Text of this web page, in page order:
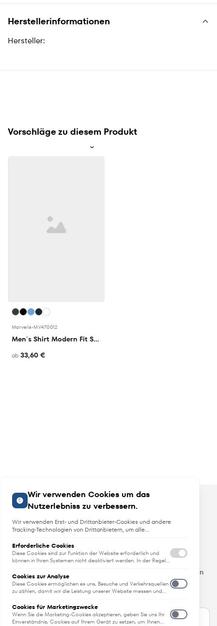
Herstellerinformationen
Hersteller:
Vorschläge zu diesem Produkt
Marvelis•MV470012
Men´s Shirt Modern Fit Short Sleeve
ab 33,60 €
Wir verwenden Cookies um das
Nutzerlebniss zu verbessern.
Wir verwenden Erst- und Drittanbieter-Cookies und andere
Tracking-Technologien von Drittanbietern, um alle
Sie anzupassen, Analysen durchzuführen und personalisierte
Werbung über unsere Websites, Apps und Newsletter im
Internet und über Social-Media-Plattformen bereitzustellen. Zu
Browsing-Verhalten und zum verwendeten Gerät.
Erforderliche Cookies
Diese Cookies sind zur Funktion der Website erforderlich und
können in Ihren Systemen nicht deaktiviert werden. In der Regel
Aktionen gesetzt, die einer Dienstanforderung entsprechen, wie
etwa dem Festlegen Ihrer Datenschutzeinstellungen, dem
Anmelden oder dem Ausfüllen von Formularen. Sie können Ihren
diese Cookies benachrichtigt werden. Einige Bereiche der
Website funktionieren dann aber nicht. Diese Cookies speichern
keine personenbezogenen Daten.
Cookies zur Analyse
Diese Cookies ermöglichen es uns, Besuche und Verkehrsquellen
zu zählen, damit wir die Leistung unserer Website messen und
der Fragen, welche Seiten am beliebtesten sind, welche am
wenigsten genutzt werden und wie sich Besucher auf der
Website bewegen. Alle von diesen Cookies erfassten
Cookies für Marketingzwecke
Wenn Sie die Marketing-Cookies akzeptieren, geben Sie uns Ihr
Einverständnis, Cookies auf Ihrem Gerät zu setzen, um Ihnen
Angebote, Neuheiten und Trends
Erfahren Sie als erstes von Neuheiten, Trends und aktuellen
Angeboten.
All das - direkt in Ihren Posteingang.